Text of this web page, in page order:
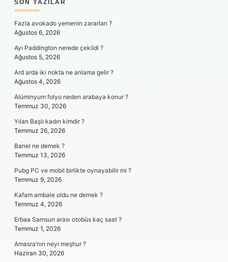
SIDEBAR
SON YAZILAR
Fazla avokado yemenin zararları ?
Ağustos 6, 2026
Ayı Paddington nerede çekildi ?
Ağustos 5, 2026
Ard arda iki nokta ne anlama gelir ?
Ağustos 4, 2026
Alüminyum folyo neden arabaya konur ?
Temmuz 30, 2026
Yılan Başlı kadın kimdir ?
Temmuz 26, 2026
Banel ne demek ?
Temmuz 13, 2026
Pubg PC ve mobil birlikte oynayabilir mi ?
Temmuz 9, 2026
Kafam ambale oldu ne demek ?
Temmuz 4, 2026
Erbaa Samsun arası otobüs kaç saat ?
Temmuz 1, 2026
Amasra’nın neyi meşhur ?
Haziran 30, 2026